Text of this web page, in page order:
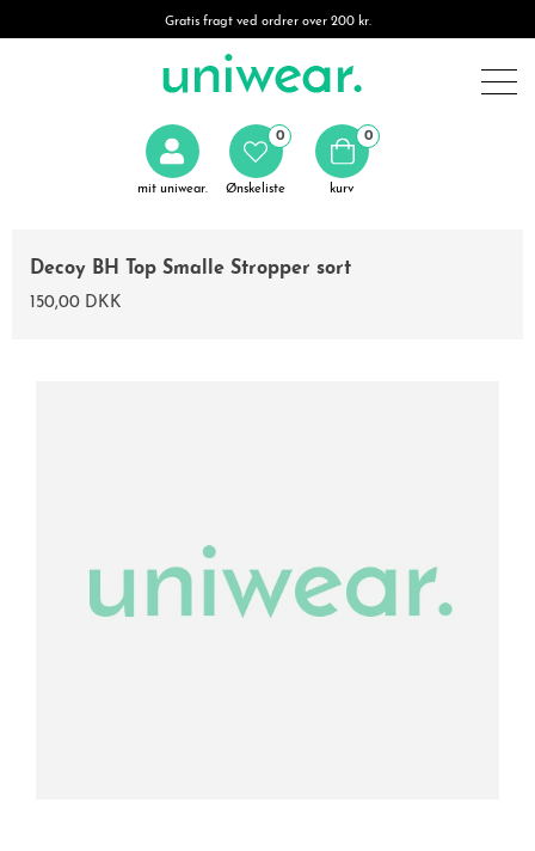
Gratis fragt ved ordrer over 200 kr.
mit uniwear. Ønskeliste
0 0
kurv
Decoy BH Top Smalle Stropper sort
150,00 DKK